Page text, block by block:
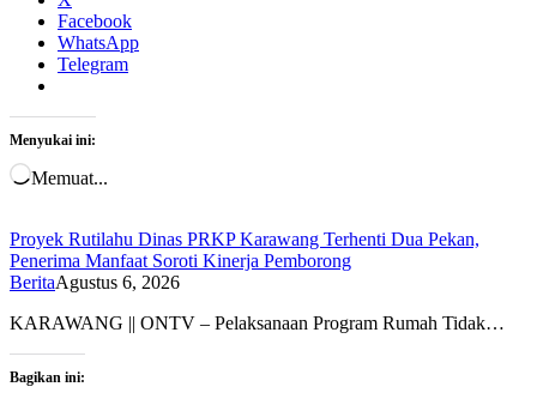
Facebook
WhatsApp
Telegram
Menyukai ini:
Memuat...
Proyek Rutilahu Dinas PRKP Karawang Terhenti Dua Pekan,
Penerima Manfaat Soroti Kinerja Pemborong
BeritaAgustus 6, 2026
KARAWANG || ONTV – Pelaksanaan Program Rumah Tidak…
Bagikan ini: